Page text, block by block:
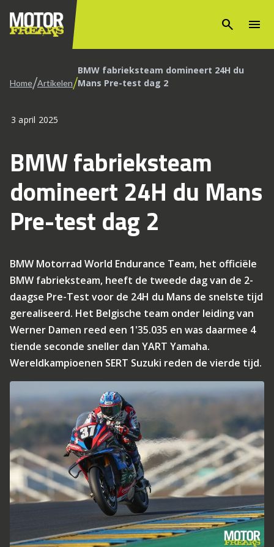
search menu
Home/Artikelen/BMW fabrieksteam domineert 24H du
Mans Pre-test dag 2
3 april 2025
BMW fabrieksteam
domineert 24H du Mans
Pre-test dag 2
BMW Motorrad World Endurance Team, het officiële
BMW fabrieksteam, heeft de tweede dag van de 2-
daagse Pre-Test voor de 24H du Mans de snelste tijd
gerealiseerd. Het Belgische team onder leiding van
Werner Damen reed een 1'35.035 en was daarmee 4
tiende seconde sneller dan YART Yamaha.
Wereldkampioenen SERT Suzuki reden de vierde tijd.